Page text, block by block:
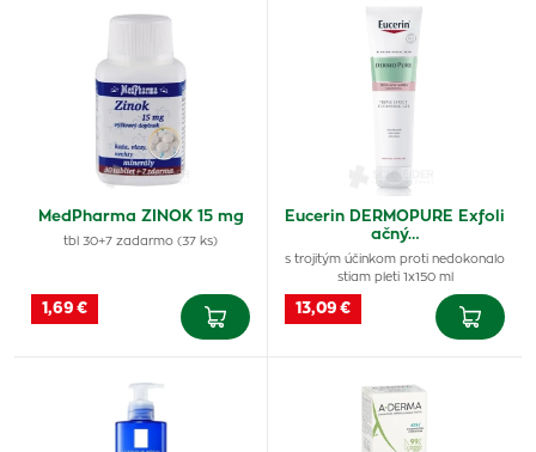
MedPharma ZINOK 15 mg
tbl 30+7 zadarmo (37 ks)
1,69 €
Eucerin DERMOPURE Exfoli
ačný…
s trojitým účinkom proti nedokonalo
stiam pleti 1x150 ml
13,09 €